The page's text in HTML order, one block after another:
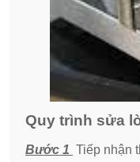
Quy trình sửa
Bước 1 Tiếp nhận